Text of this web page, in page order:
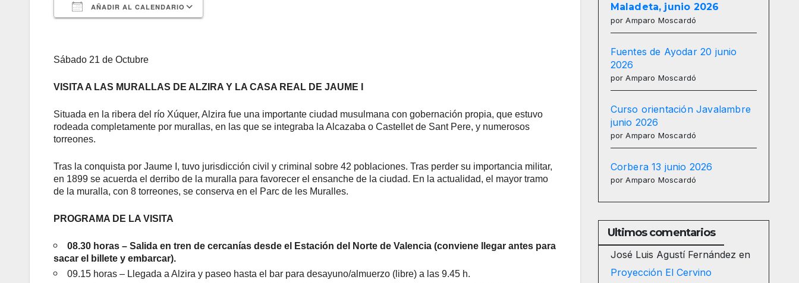
AÑADIR AL CALENDARIO
Outlook Live
Sábado 21 de Octubre
VISITA A LAS MURALLAS DE ALZIRA Y LA CASA REAL DE JAUME I
Situada en la ribera del río Xúquer, Alzira fue una importante ciudad musulmana con gobernación propia, que estuvo
rodeada completamente por murallas, en las que se integraba la Alcazaba o Castellet de Sant Pere, y numerosos
torreones.
Tras la conquista por Jaume I, tuvo jurisdicción civil y criminal sobre 42 poblaciones. Tras perder su importancia militar,
en 1899 se acuerda el derribo de la muralla para favorecer el ensanche de la ciudad. En la actualidad, el mayor tramo
de la muralla, con 8 torreones, se conserva en el Parc de les Muralles.
PROGRAMA DE LA VISITA
08.30 horas – Salida en tren de cercanías desde el Estación del Norte de Valencia (conviene llegar antes para
sacar el billete y embarcar).
09.15 horas – Llegada a Alzira y paseo hasta el bar para desayuno/almuerzo (libre) a las 9.45 h.
Maladeta, junio 2026
por Amparo Moscardó
Fuentes de Ayodar 20 junio
2026
por Amparo Moscardó
Curso orientación Javalambre
junio 2026
por Amparo Moscardó
Corbera 13 junio 2026
por Amparo Moscardó
Ultimos comentarios
José Luis Agustí Fernández en
Proyección El Cervino